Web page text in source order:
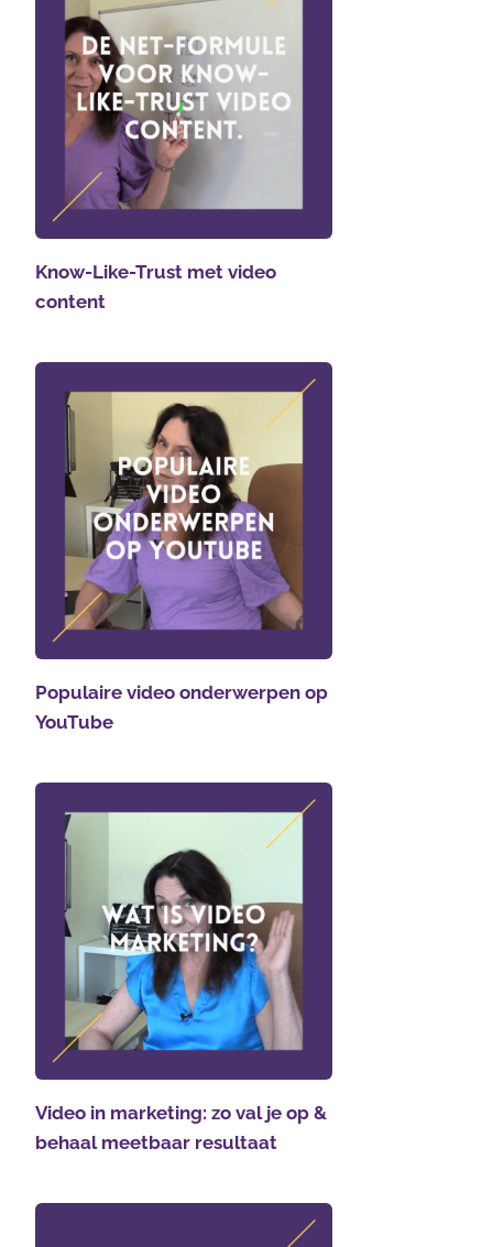
Know-Like-Trust met video
content
Populaire video onderwerpen op
YouTube
Video in marketing: zo val je op &
behaal meetbaar resultaat